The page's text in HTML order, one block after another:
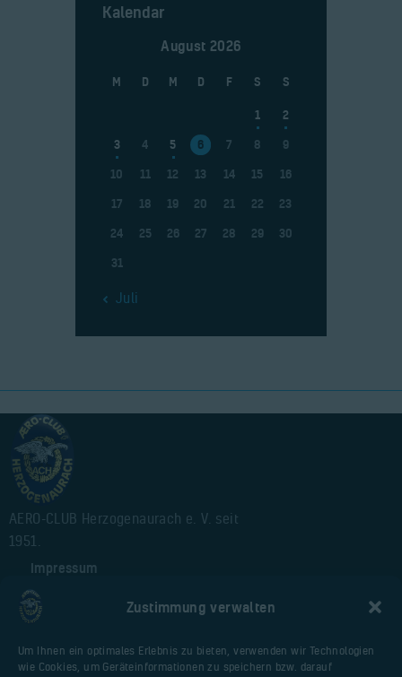
Zustimmung verwalten
Um Ihnen ein optimales Erlebnis zu bieten, verwenden wir Technologien
wie Cookies, um Geräteinformationen zu speichern bzw. darauf
Kalendar
August 2026
M D M D F S S
1
2
3
4 5 6 7 8
9
10
11 12 13 14 15
16
17
18 19 20 21 22
23
24
25 26 27 28 29
30
31
« Juli
AERO-CLUB Herzogenaurach e. V. seit
1951.
Impressum
Alte Webseite